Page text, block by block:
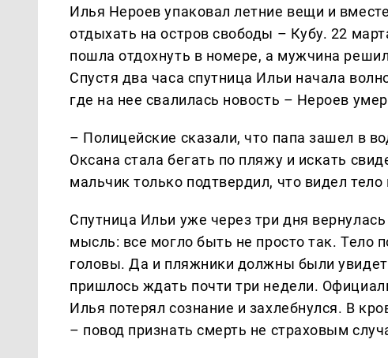
Илья Нероев упаковал летние вещи и
отдыхать на остров свободы – Кубу. 22
пошла отдохнуть в номере, а мужчина
Спустя два часа спутница Ильи начала
где на нее свалилась новость – Нероев
– Полицейские сказали, что папа зашел в
Оксана стала бегать по пляжу и искать
мальчик только подтвердил, что видел
Спутница Ильи уже через три дня
мысль: все могло быть не просто так. Тело
головы. Да и пляжники должны были
пришлось ждать почти три недели.
Илья потерял сознание и захлебнулся. В
– повод признать смерть не страховым